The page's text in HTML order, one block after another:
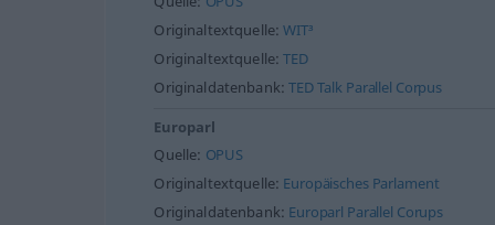
Originaltextquelle:WIT³
Originaltextquelle:TED
Originaldatenbank:TED Talk Parallel Corpus
Europarl
Quelle: OPUS
Originaltextquelle: Europäisches Parlament
Originaldatenbank: Europarl Parallel Corups